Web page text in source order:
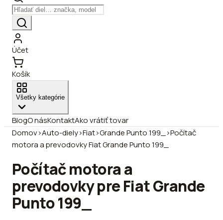
Účet
Košík
Všetky kategórie
BlogO násKontaktAko vrátiť tovar
Domov›Auto-diely›Fiat›Grande Punto 199_ ›Počítač
motora a prevodovky Fiat Grande Punto 199_
Počítač motora a
prevodovky pre Fiat Grande
Punto 199_